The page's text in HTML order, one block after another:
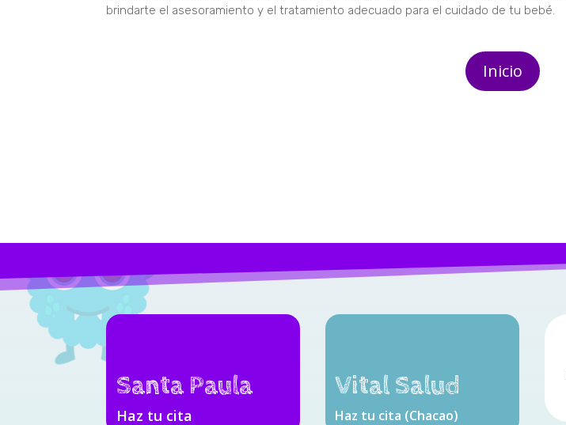
brindarte el asesoramiento y el tratamiento adecuado para el cuidado de tu bebé.
Inicio
Santa Paula
Haz tu cita
Vital Salud
Haz tu cita (Chacao)